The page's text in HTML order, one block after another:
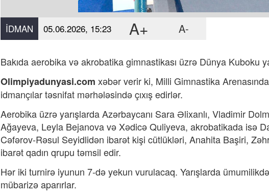
İDMAN 05.06.2026, 15:23 A+ A-
Bakıda aerobika və akrobatika gimnastikası üzrə Dünya Kuboku
Olimpiyadunyasi.com xəbər verir ki, Milli Gimnastika
idmançılar təsnifat mərhələsində çıxış edirlər.
Aerobika üzrə yarışlarda Azərbaycanı Sara Əlixanlı, Vladimir
Ağayeva, Leyla Bejanova və Xədicə Quliyeva, akrobatikada isə
Cəfərov-Rəsul Seyidlidən ibarət kişi cütlükləri, Anahita Başiri,
ibarət qadın qrupu təmsil edir.
Hər iki turnirə iyunun 7-də yekun vurulacaq. Yarışlarda
mübarizə aparırlar.